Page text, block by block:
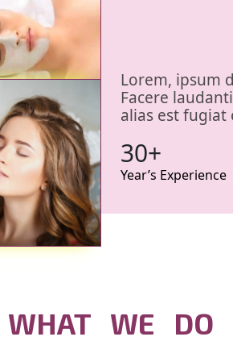
Lorem, ipsum
Facere
alias est fugiat
30+
Year’s Experience
WHAT WE DO